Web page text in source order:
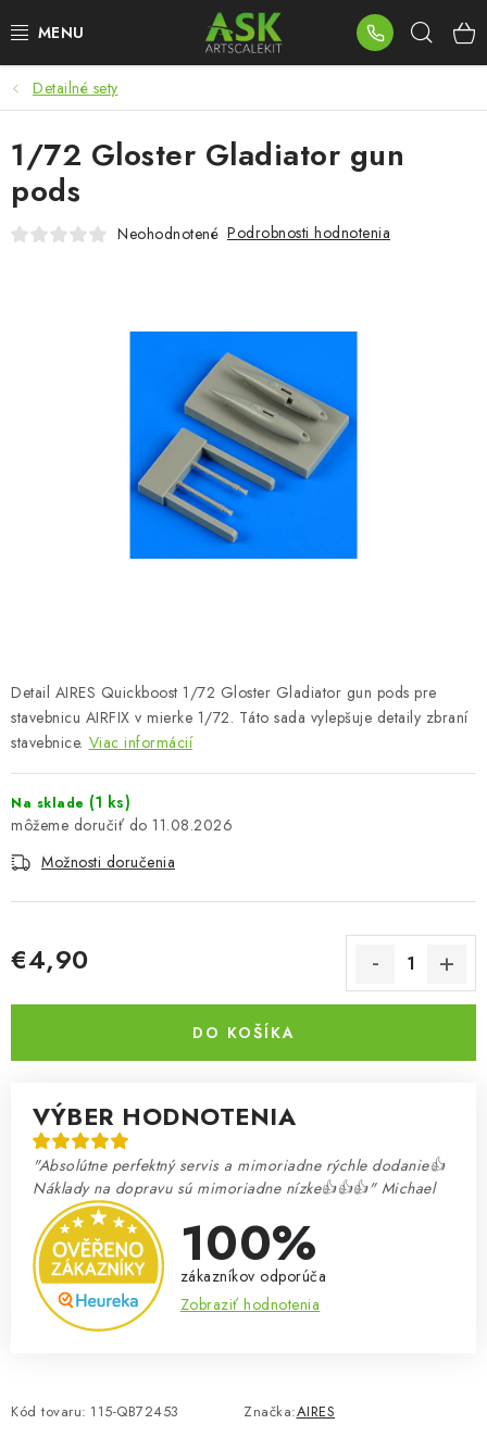
na
BLOG
SUMMER DAYS
WARHAMMER
FARBY & POMÔCKY
PREDÁVANÉ ZNAČKY
O Nás Moja objednávka Kontakty
Preprava a platba
Podmienky a pravidlá
Prevodník modelárskych farieb
Detailné sety
Detail AIRES Quickboost 1/72 Gloster Gladiator gun pods pre
stavebnicu AIRFIX v mierke 1/72. Táto sada vylepšuje detaily zbraní
stavebnice. Viac informácií
Na sklade (1 ks)
11.08.2026
Možnosti doručenia
€4,90
DO KOŠÍKA
VÝBER HODNOTENIA
"Absolútne perfektný servis a mimoriadne rýchle dodanie👍
Náklady na dopravu sú mimoriadne nízke👍👍👍" Michael
100%
zákazníkov odporúča
Zobraziť hodnotenia
Kód tovaru: 115-QB72453 Značka:AIRES
1/72 Gloster Gladiator gun
pods
Neohodnotené Podrobnosti hodnotenia